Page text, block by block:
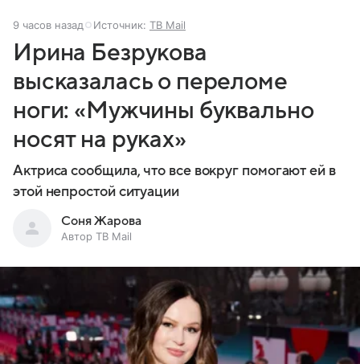
9 часов назад Источник: ТВ Mail
Ирина Безрукова
высказалась о переломе
ноги: «Мужчины буквально
носят на руках»
Актриса сообщила, что все вокруг помогают ей в
этой непростой ситуации
Соня Жарова
Автор ТВ Mail